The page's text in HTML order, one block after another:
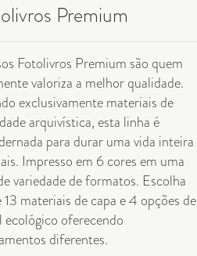
Premium
Fotolivros Premium são quem
valoriza a melhor qualidade.
exclusivamente materiais de
arquivística, esta linha é
para durar uma vida inteira
Impresso em 6 cores em uma
variedade de formatos. Escolha
materiais de capa e 4 opções de
ecológico oferecendo
diferentes.